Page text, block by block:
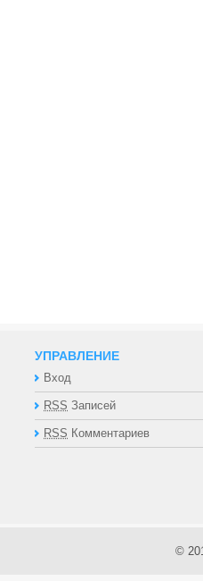
УПРАВЛЕНИЕ
Вход
RSS Записей
RSS Комментариев
©